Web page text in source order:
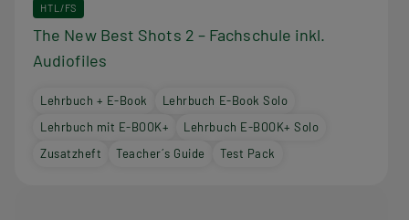
HTL/FS
The New Best Shots 2 – Fachschule inkl.
Audiofiles
Lehrbuch + E-Book
Lehrbuch E-Book Solo
Lehrbuch mit E-BOOK+
Lehrbuch E-BOOK+ Solo
Zusatzheft
Teacher´s Guide Test Pack